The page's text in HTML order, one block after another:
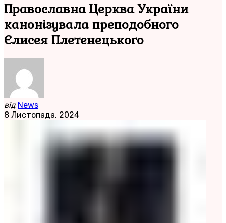
Православна Церква України
канонізувала преподобного
Єлисея Плетенецького
від News
8 Листопада, 2024